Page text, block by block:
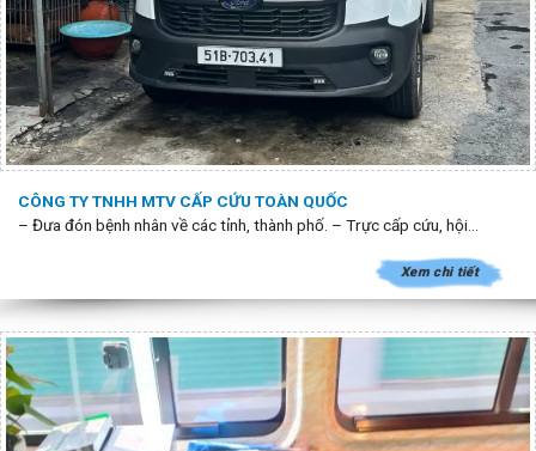
CÔNG TY TNHH MTV CẤP CỨU TOÀN QUỐC
– Đưa đón bệnh nhân về các tỉnh, thành phố. – Trực cấp cứu, hội...
Xem chi tiết